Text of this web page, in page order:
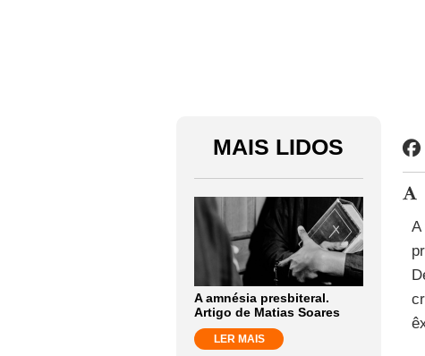
MAIS LIDOS
A amnésia presbiteral.
Artigo de Matias Soares
LER MAIS
A